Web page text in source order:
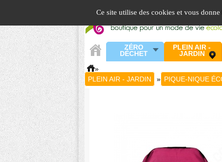
Ce site utilise des cookies et vous
ZÉRO
DÉCHET
PLEIN AIR -
JARDIN
»
PLEIN AIR - JARDIN
» PIQUE-NIQUE